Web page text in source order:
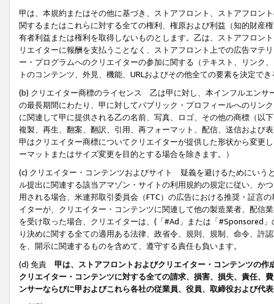
甲は、本規約またはその他に基づき、ストアフロント、ストアフロン
関するまたはこれらに対する全ての権利、権原および利益（知的財産
有者利益または権利を取得しないものとします。乙は、ストアフロン
リエイターに報酬を支払うことなく、ストアフロント上での広告マテ
ー・プログラムへのクリエイターの参加に関する（テキスト、リンク
トのコンテンツ、外見、機能、URLおよびその他全ての要素を決定で
(b) クリエイター商標のライセンス 乙は甲に対し、本インフルエンサ
の最長期間にわたり、甲に対してパブリック・プロフィールへのリン
に関連して甲に提供される乙の名前、写真、ロゴ、その他の商標（以
複製、再生、翻案、翻訳、引用、再フォーマット、配信、送信および
甲はクリエイター商標についてクリエイターが提供した形状から変更
ーマットまたはサイズ変更を目的とする場合を除きます。）
(c) クリエイター・コンテンツおよびサイト 疑義を避けるためにいう
ル提出に関連する該当アマゾン・サイトの利用規約の規定に従い、か
用される場合、米連邦取引委員会（FTC）の広告における推奨・証言
イターが、クリエイター・コンテンツに関連して他の製造業者、配信
を受け取った場合、クリエイターは、(「#Ad」または「#Sponsored
り決めに関する全ての適用ある法律、政省令、規則、規制、命令、許
を、開示に関連するものを含めて、遵守する責任も負います。
(d) 免責 甲は、ストアフロントおよびクリエイター・コンテンツの
クリエイター・コンテンツに対する全ての請求、損害、損失、責任、
ンサーならびに甲およびこれら各社の従業員、役員、取締役および代